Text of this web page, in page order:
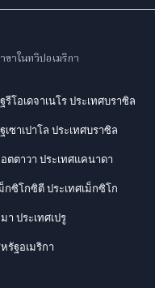
ขาในทวีปอเมริกา
รีโอเดจาเนโร ประเทศบราซิล
เซาเปาโล ประเทศบราซิล
ตตาวา ประเทศแคนาดา
กซิโกซิตี ประเทศเม็กซิโก
า ประเทศเปรู
รัฐอเมริกา